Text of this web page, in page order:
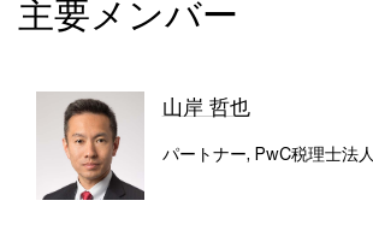
主要メンバー
山岸 哲也
パートナー, PwC税理士法人